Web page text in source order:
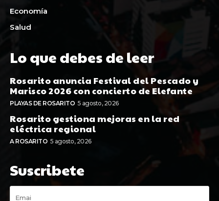
Economía
Salud
Lo que debes de leer
Rosarito anuncia Festival del Pescado y
Marisco 2026 con concierto de Elefante
PLAYAS DE ROSARITO 5 agosto, 2026
Rosarito gestiona mejoras en la red
eléctrica regional
A ROSARITO 5 agosto, 2026
Suscribete